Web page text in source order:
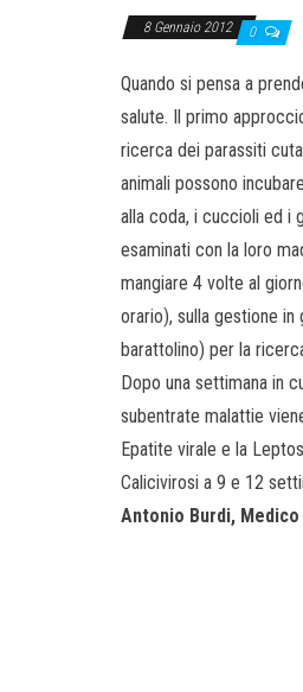
8 Gennaio 2012 0
Quando si pensa a
salute. Il primo
ricerca dei parassiti
animali possono
alla coda, i cuccioli ed i
esaminati con la loro
mangiare 4 volte al
orario), sulla gestione
barattolino) per la
Dopo una settimana in
subentrate malattie
Epatite virale e la
Calicivirosi a 9 e 12
Antonio Burdi,